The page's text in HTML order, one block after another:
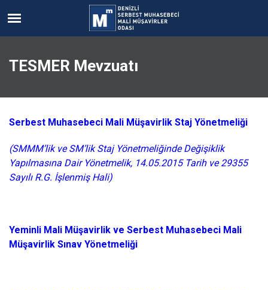
TESMER Mevzuatı
Serbest Muhasebeci Mali Müşavirlik Staj Yönetmeliği
(SMMM’lik ve SM’lik Staj Yönetmeliğinde Değişiklik
Yapılmasına Dair Yönetmelik, 14.05.2015 Tarih ve 29355
Sayılı R.G. İşlenmiş Hali)
Yeminli Mali Müşavirlik ve Serbest Muhasebeci Mali
Müşavirlik Sınav Yönetmeliği